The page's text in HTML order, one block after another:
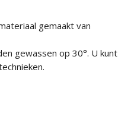
gemaakt van
gewassen op 30°. U kunt